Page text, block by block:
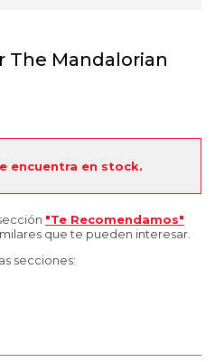
The Mandalorian
encuentra en stock.
"Te Recomendamos"
que te pueden interesar.
secciones: